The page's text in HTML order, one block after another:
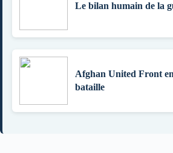
Le bilan humain de la
Afghan United Front
bataille